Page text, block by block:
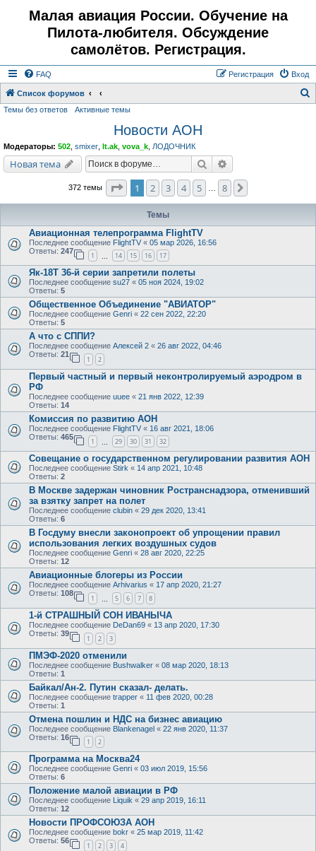
Малая авиация России. Обучение на
Пилота-любителя. Обсуждение
самолётов. Регистрация.
FAQ Вход
Регистрация
Список форумов
Темы без ответов Активные темы
Новости АОН
Модераторы: 502 smixer lt.ak vova_k ЛОДОЧНИК
Новая тема Поиск
372 темы Страница1 из
1 2 3 4 5 8
Темы
Авиационная телепрограмма FlightTV
Последнее сообщение FlightTV « 05 мар 2026, 16:56
Ответы: 247
1 14 15 16 17
Як-18Т 36-й серии запретили полеты
Последнее сообщение su27 « 05 ноя 2024, 19:02
Ответы: 5
Общественное Объединение "АВИАТОР"
Последнее сообщение Genri « 22 сен 2022, 22:20
Ответы: 5
А что с СППИ?
Последнее сообщение Алексей 2 « 26 авг 2022, 04:46
Ответы: 21
1 2
Первый частный и первый неконтролируемый аэродром в
РФ
Последнее сообщение uuee « 21 янв 2022, 12:39
Ответы: 14
Комиссия по развитию АОН
Последнее сообщение FlightTV « 16 авг 2021, 18:06
Ответы: 465
1 29 30 31 32
Совещание о государственном регулировании развития АОН
Последнее сообщение Stirk « 14 апр 2021, 10:48
Ответы: 2
В Москве задержан чиновник Ространснадзора, отменивший
за взятку запрет на полет
Последнее сообщение clubin « 29 дек 2020, 13:41
Ответы: 6
В Госдуму внесли законопроект об упрощении правил
использования легких воздушных судов
Последнее сообщение Genri « 28 авг 2020, 22:25
Ответы: 12
Авиационные блогеры из России
Последнее сообщение Arhivarius « 17 апр 2020, 21:27
Ответы: 108
1 5 6 7 8
1-й СТРАШНЫЙ СОН ИВАНЫЧА
Последнее сообщение DeDan69 « 13 апр 2020, 17:30
Ответы: 39
1 2 3
ПМЭФ-2020 отменили
Последнее сообщение Bushwalker « 08 мар 2020, 18:13
Ответы: 1
Байкал/Ан-2. Путин сказал- делать.
Последнее сообщение trapper « 11 фев 2020, 00:28
Ответы: 1
Отмена пошлин и НДС на бизнес авиацию
Последнее сообщение Blankenagel « 22 янв 2020, 11:37
Ответы: 16
1 2
Программа на Москва24
Последнее сообщение Genri « 03 июл 2019, 15:56
Ответы: 6
Положение малой авиации в РФ
Последнее сообщение Liquik « 29 апр 2019, 16:11
Ответы: 12
Новости ПРОФСОЮЗА АОН
Последнее сообщение bokr « 25 мар 2019, 11:42
Ответы: 56
1 2 3 4